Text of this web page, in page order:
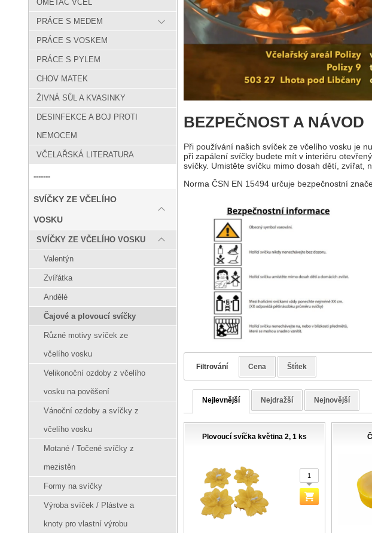
OMETAČ VČEL
PRÁCE S MEDEM
PRÁCE S VOSKEM
PRÁCE S PYLEM
CHOV MATEK
ŽIVNÁ SŮL A KVASINKY
DESINFEKCE A BOJ PROTI
NEMOCEM
VČELAŘSKÁ LITERATURA
-------
SVÍČKY ZE VČELÍHO
VOSKU
SVÍČKY ZE VČELÍHO VOSKU
Valentýn
Zvířátka
Andělé
Čajové a plovoucí svíčky
Různé motivy svíček ze
včelího vosku
Velikonoční ozdoby z včelího
vosku na pověšení
Vánoční ozdoby a svíčky z
včelího vosku
Motané / Točené svíčky z
mezistěn
Formy na svíčky
Výroba svíček / Plástve a
knoty pro vlastní výrobu
BEZPEČNOST A NÁVOD
Při používání našich svíček ze včelího vosku je
při zapálení svíčky budete mít v interiéru
svíčky. Umistěte svíčku mimo dosah dětí, zvířat,
Norma ČSN EN 15494 určuje bezpečnostní
Filtrování Cena Štítek
Nejlevnější Nejdražší Nejnovější
Plovoucí svíčka květina 2, 1 ks